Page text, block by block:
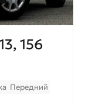
156
Передний